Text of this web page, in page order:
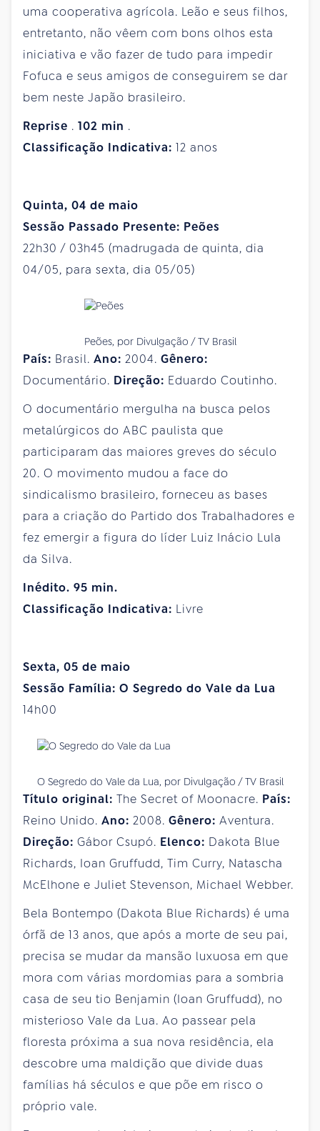
uma cooperativa agrícola. Leão e seus filhos,
entretanto, não vêem com bons olhos esta
iniciativa e vão fazer de tudo para impedir
Fofuca e seus amigos de conseguirem se dar
bem neste Japão brasileiro.
Reprise . 102 min .
Classificação Indicativa: 12 anos
Quinta, 04 de maio
Sessão Passado Presente: Peões
22h30 / 03h45 (madrugada de quinta, dia
04/05, para sexta, dia 05/05)
Peões, por Divulgação / TV Brasil
País: Brasil. Ano: 2004. Gênero:
Documentário. Direção: Eduardo Coutinho.
O documentário mergulha na busca pelos
metalúrgicos do ABC paulista que
participaram das maiores greves do século
20. O movimento mudou a face do
sindicalismo brasileiro, forneceu as bases
para a criação do Partido dos Trabalhadores e
fez emergir a figura do líder Luiz Inácio Lula
da Silva.
Inédito. 95 min.
Classificação Indicativa: Livre
Sexta, 05 de maio
Sessão Família: O Segredo do Vale da Lua
14h00
O Segredo do Vale da Lua, por Divulgação / TV Brasil
Título original: The Secret of Moonacre. País:
Reino Unido. Ano: 2008. Gênero: Aventura.
Direção: Gábor Csupó. Elenco: Dakota Blue
Richards, Ioan Gruffudd, Tim Curry, Natascha
McElhone e Juliet Stevenson, Michael Webber.
Bela Bontempo (Dakota Blue Richards) é uma
órfã de 13 anos, que após a morte de seu pai,
precisa se mudar da mansão luxuosa em que
mora com várias mordomias para a sombria
casa de seu tio Benjamin (Ioan Gruffudd), no
misterioso Vale da Lua. Ao passear pela
floresta próxima a sua nova residência, ela
descobre uma maldição que divide duas
famílias há séculos e que põe em risco o
próprio vale.